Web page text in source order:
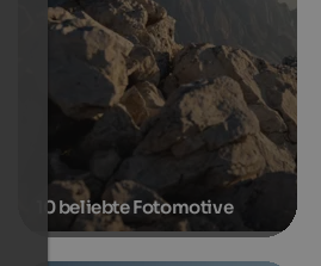
10 beliebte Fotomotive